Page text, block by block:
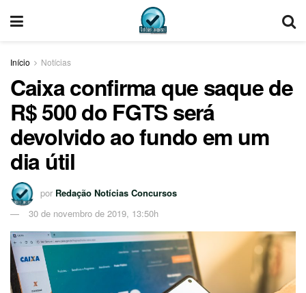
Início Notícias
Caixa confirma que saque de
R$ 500 do FGTS será
devolvido ao fundo em um
dia útil
por Redação Notícias Concursos
30 de novembro de 2019, 13:50h